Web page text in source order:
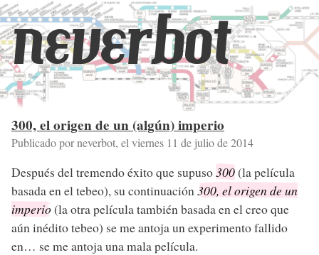
neverbot
300, el origen de un (algún) imperio
Publicado por neverbot, el viernes 11 de julio de 2014
Después del tremendo éxito que supuso300(la película
basada en el tebeo), su continuación 300, el origen de un
imperio(la otra película también basada en el creo que
aún inédito tebeo) se me antoja un experimento fallido
en… se me antoja una mala película.